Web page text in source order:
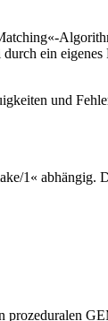
ein eigenes
und
1« abhängig.
prozeduralen